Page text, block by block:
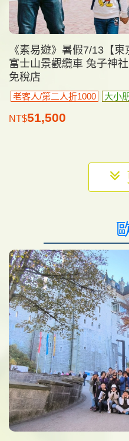
《素易遊》暑假7/13【
富士山景觀纜車 兔子神
免稅店
老客人/第二人折1000 大小
NT$51,500